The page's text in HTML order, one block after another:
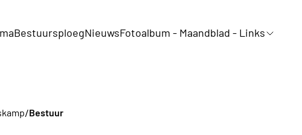
BestuursploegNieuwsFotoalbum - Maandblad - Links
/Bestuur